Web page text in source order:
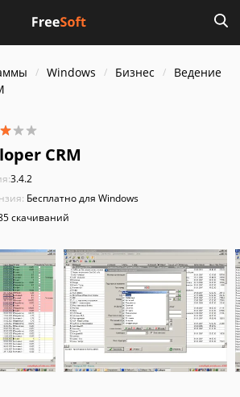
Windows Бизнес
Ведение
CRM
3.4.2
Бесплатно для Windows
скачиваний